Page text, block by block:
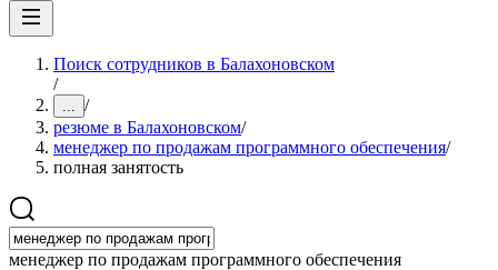
Поиск сотрудников в Балахоновском
/
... /
резюме в Балахоновском/
менеджер по продажам программного обеспечения/
полная занятость
менеджер по продажам программного обеспечения